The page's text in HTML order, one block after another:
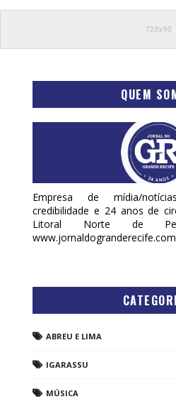
QUEM
Empresa de mídia/
credibilidade e 24 anos de
Litoral Norte de
ABREU E LIMA
IGARASSU
MÚSICA